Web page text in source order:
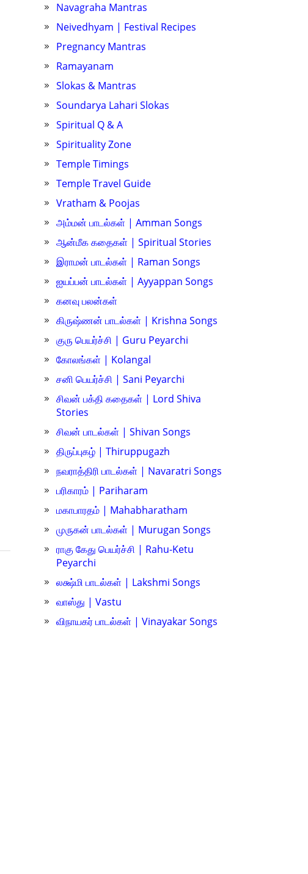
Navagraha Mantras
Neivedhyam | Festival Recipes
Pregnancy Mantras
Ramayanam
Slokas & Mantras
Soundarya Lahari Slokas
Spiritual Q & A
Spirituality Zone
Temple Timings
Temple Travel Guide
Vratham & Poojas
அம்மன் பாடல்கள் | Amman Songs
ஆன்மீக கதைகள் | Spiritual Stories
இராமன் பாடல்கள் | Raman Songs
ஐயப்பன் பாடல்கள் | Ayyappan Songs
கனவு பலன்கள்
கிருஷ்ணன் பாடல்கள் | Krishna Songs
குரு பெயர்ச்சி | Guru Peyarchi
கோலங்கள் | Kolangal
சனி பெயர்ச்சி | Sani Peyarchi
சிவன் பக்தி கதைகள் | Lord Shiva
Stories
சிவன் பாடல்கள் | Shivan Songs
திருப்புகழ் | Thiruppugazh
நவராத்திரி பாடல்கள் | Navaratri Songs
பரிகாரம் | Pariharam
மகாபாரதம் | Mahabharatham
முருகன் பாடல்கள் | Murugan Songs
ராகு கேது பெயர்ச்சி | Rahu-Ketu
Peyarchi
லக்ஷ்மி பாடல்கள் | Lakshmi Songs
வாஸ்து | Vastu
விநாயகர் பாடல்கள் | Vinayakar Songs